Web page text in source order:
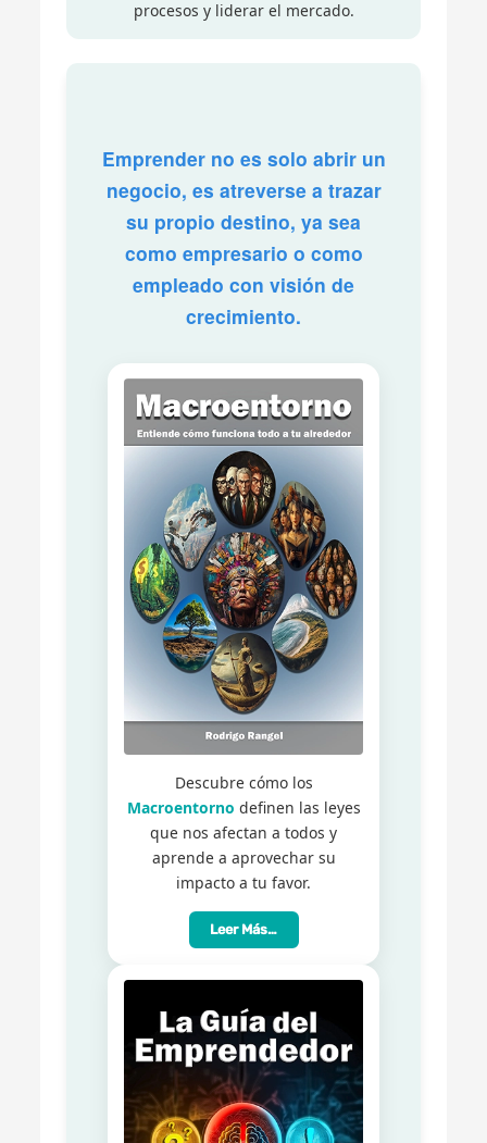
procesos y liderar el mercado.
Emprender no es solo abrir un
negocio, es atreverse a trazar
su propio destino, ya sea
como empresario o como
empleado con visión de
crecimiento.
Descubre cómo los
Macroentorno definen las leyes
que nos afectan a todos y
aprende a aprovechar su
impacto a tu favor.
Leer Más…